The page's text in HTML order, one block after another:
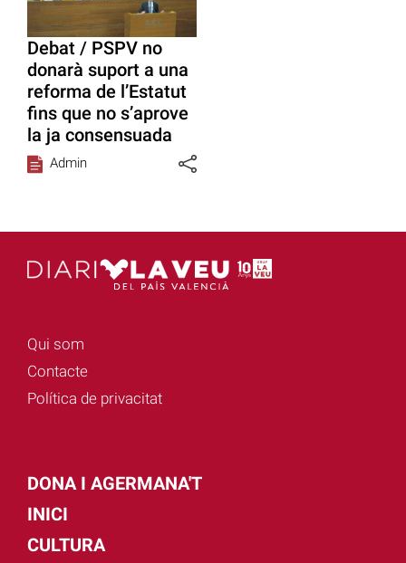
Debat / PSPV no
donarà suport a una
reforma de l’Estatut
fins que no s’aprove
la ja consensuada
Admin
Qui som
Contacte
Política de privacitat
DONA I AGERMANA'T
INICI
CULTURA